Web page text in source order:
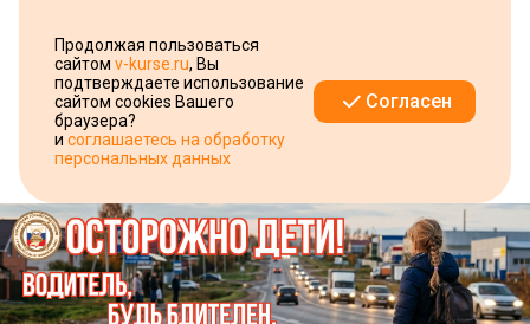
Продолжая пользоваться
сайтом v-kurse.ru, Вы
подтверждаете использование
сайтом cookies Вашего
браузера?
и соглашаетесь на обработку
персональных данных
Согласен